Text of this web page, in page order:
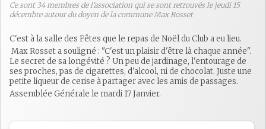
Ce sont 34 membres de l'association qui se sont retrouvés le jeudi 15
décembre autour du doyen de la commune Max Rosset
C'est à la salle des Fêtes que le repas de Noël du Club a eu lieu.
Max Rosset a souligné : "C'est un plaisir d'être là chaque année".
Le secret de sa longévité ? Un peu de jardinage, l'entourage de
ses proches, pas de cigarettes, d'alcool, ni de chocolat. Juste une
petite liqueur de cerise à partager avec les amis de passages.
Assemblée Générale le mardi 17 Janvier.